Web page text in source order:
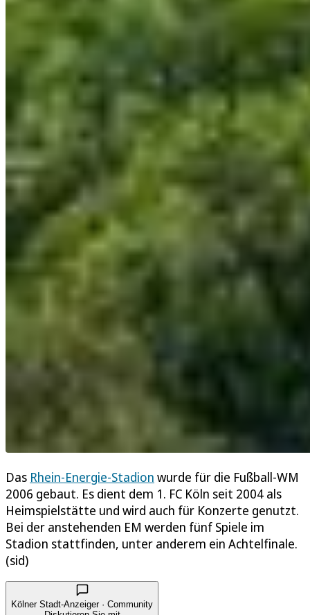
Das Rhein-Energie-Stadion wurde für die Fußball-WM
2006 gebaut. Es dient dem 1. FC Köln seit 2004 als
Heimspielstätte und wird auch für Konzerte genutzt.
Bei der anstehenden EM werden fünf Spiele im
Stadion stattfinden, unter anderem ein Achtelfinale.
(sid)
Kölner Stadt-Anzeiger · Community